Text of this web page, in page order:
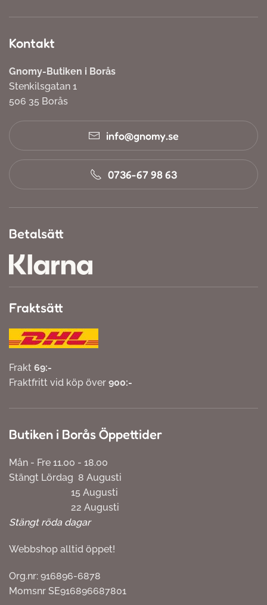
Kontakt
Gnomy-Butiken i Borås
Stenkilsgatan 1
506 35 Borås
info@gnomy.se
0736-67 98 63
Betalsätt
Fraktsätt
Frakt 69:-
Fraktfritt vid köp över 900:-
Butiken i Borås Öppettider
Mån - Fre 11.00 - 18.00
Stängt Lördag 8 Augusti
15 Augusti
22 Augusti
Stängt röda dagar
Webbshop alltid öppet!
Org.nr: 916896-6878
Momsnr SE916896687801